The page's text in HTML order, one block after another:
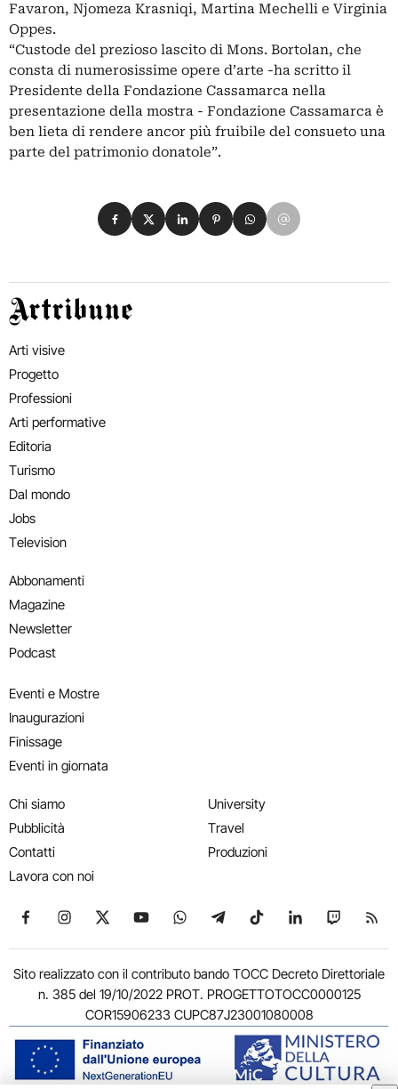
Favaron, Njomeza Krasniqi, Martina Mechelli e Virginia
Oppes.
“Custode del prezioso lascito di Mons. Bortolan, che
consta di numerosissime opere d’arte -ha scritto il
Presidente della Fondazione Cassamarca nella
presentazione della mostra - Fondazione Cassamarca è
ben lieta di rendere ancor più fruibile del consueto una
parte del patrimonio donatole”.
Condividi su Facebook
Condividi su X
Condividi su LinkedIn
Condividi su Pinterest
Condividi su WhatsApp
Condividi su Email
Artribune
Arti visive
Progetto
Professioni
Arti performative
Editoria
Turismo
Dal mondo
Jobs
Television
Abbonamenti
Magazine
Newsletter
Podcast
Eventi e Mostre
Inaugurazioni
Finissage
Eventi in giornata
Chi siamo
Pubblicità
Contatti
Lavora con noi
University
Travel
Produzioni
Seguici su Facebook
Seguici su Instagram
Seguici su X
Seguici su YouTube
Seguici su WhatsApp
Seguici su Telegram
Seguici su TikTok
Seguici su
Seguici
Sito realizzato con il contributo bando TOCC Decreto Direttoriale
n. 385 del 19/10/2022 PROT. PROGETTOTOCC0000125
COR15906233 CUPC87J23001080008